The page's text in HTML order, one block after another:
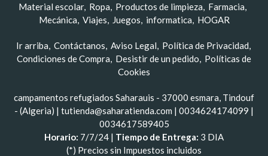
Material escolar Ropa Productos de limpieza
Farmacia
Mecánica Viajes Juegos informatica HOGAR
Ir arriba Contáctanos Aviso Legal
Política de Privacidad
Condiciones de Compra
Desistir de un pedido
Políticas de
Cookies
campamentos refugiados Saharauis - 37000 esmara, Tindouf
- (Algeria) | tutienda@saharatienda.com | 0034624174099 |
0034617589405
Horario: 7/7/24 | Tiempo de Entrega: 3 DIA
(*) Precios sin Impuestos incluidos